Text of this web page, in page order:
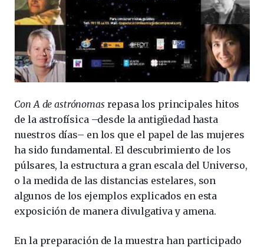
Con A de astrónomas repasa los principales hitos
de la astrofísica –desde la antigüedad hasta
nuestros días– en los que el papel de las mujeres
ha sido fundamental. El descubrimiento de los
púlsares, la estructura a gran escala del Universo,
o la medida de las distancias estelares, son
algunos de los ejemplos explicados en esta
exposición de manera divulgativa y amena.
En la preparación de la muestra han participado